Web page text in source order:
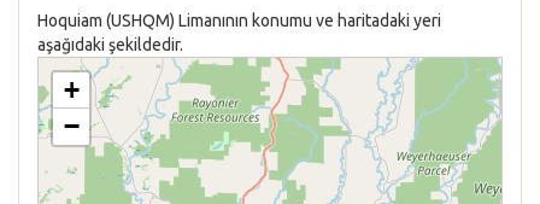
Hoquiam (USHQM) Limanının konumu ve haritadaki yeri
aşağıdaki şekildedir.
+
−